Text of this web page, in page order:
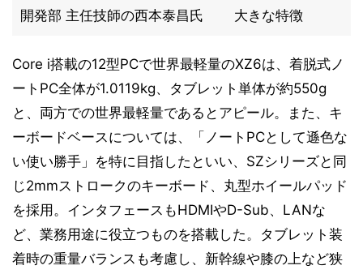
開発部 主任技師の西本泰昌氏
大きな特徴
Core i搭載の12型PCで世界最軽量のXZ6は、着脱式ノ
ートPC全体が1.0119kg、タブレット単体が約550g
と、両方での世界最軽量であるとアピール。また、キ
ーボードベースについては、「ノートPCとして遜色な
い使い勝手」を特に目指したといい、SZシリーズと同
じ2mmストロークのキーボード、丸型ホイールパッド
を採用。インタフェースもHDMIやD-Sub、LANな
ど、業務用途に役立つものを搭載した。タブレット装
着時の重量バランスも考慮し、新幹線や膝の上など狭